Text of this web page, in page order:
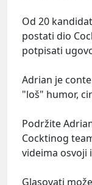
Od 20
postati dio
potpisati
Adrian je
"loš" humor,
Podržite
Cocktinog
videima osvoji
Glasovati